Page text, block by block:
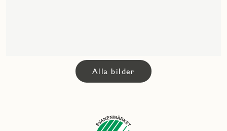
Alla bilder